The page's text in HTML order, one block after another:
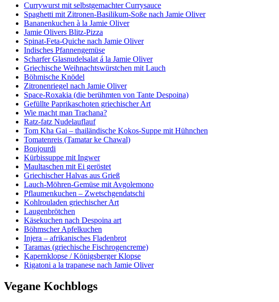
Currywurst mit selbstgemachter Currysauce
Spaghetti mit Zitronen-Basilikum-Soße nach Jamie Oliver
Bananenkuchen à la Jamie Oliver
Jamie Olivers Blitz-Pizza
Spinat-Feta-Quiche nach Jamie Oliver
Indisches Pfannengemüse
Scharfer Glasnudelsalat á la Jamie Oliver
Griechische Weihnachtswürstchen mit Lauch
Böhmische Knödel
Zitronenriegel nach Jamie Oliver
Space-Roxakia (die berühmten von Tante Despoina)
Gefüllte Paprikaschoten griechischer Art
Wie macht man Trachana?
Ratz-fatz Nudelauflauf
Tom Kha Gai – thailändische Kokos-Suppe mit Hühnchen
Tomatenreis (Tamatar ke Chawal)
Boujourdi
Kürbissuppe mit Ingwer
Maultaschen mit Ei geröstet
Griechischer Halvas aus Grieß
Lauch-Möhren-Gemüse mit Avgolemono
Pflaumenkuchen – Zwetschgendatschi
Kohlrοuladen griechischer Art
Laugenbrötchen
Käsekuchen nach Despoina art
Böhmscher Apfelkuchen
Injera – afrikanisches Fladenbrot
Taramas (griechische Fischrogencreme)
Kapernklopse / Königsberger Klopse
Rigatoni a la trapanese nach Jamie Oliver
Vegane Kochblogs